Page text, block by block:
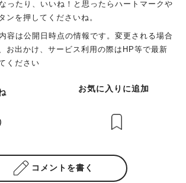
ったり、いいね！と思ったらハートマークや
ンを押してくださいね。
容は公開日時点の情報です。変更される場合
お出かけ、サービス利用の際はHP等で最新
ください
お気に入りに追加
コメントを書く